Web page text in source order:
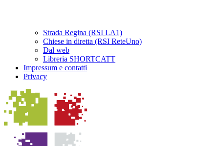
Strada Regina (RSI LA1)
Chiese in diretta (RSI ReteUno)
Dal web
Libreria SHORTCATT
Impressum e contatti
Privacy